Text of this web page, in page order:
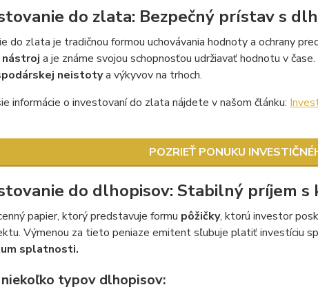
do zlata: Bezpečný prístav s
do zlata je tradičnou formou uchovávania hodnoty a ochrany
a je známe svojou schopnosťou udržiavať hodnotu v
neistotya výkyvov na trhoch.
informácie o investovaní do zlata nájdete v našom článku:
POZRIEŤ PONUKU
do dlhopisov: Stabilný príjem
papier, ktorý predstavuje formu pôžičky, ktorú investor
Výmenou za tieto peniaze emitent sľubuje platiť investíciu
splatnosti.
typov dlhopisov: